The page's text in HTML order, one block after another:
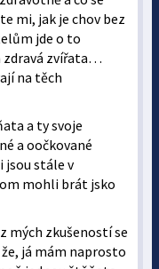
mi, jak je chov bez
jde o to
zdravá zvířata…
na těch
a ty svoje
a oočkované
jsou stále v
mohli brát jsko
mých zkušeností se
já mám naprosto